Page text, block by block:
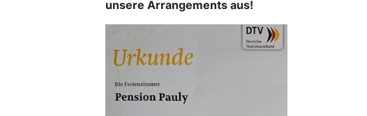
unsere Arrangements aus!